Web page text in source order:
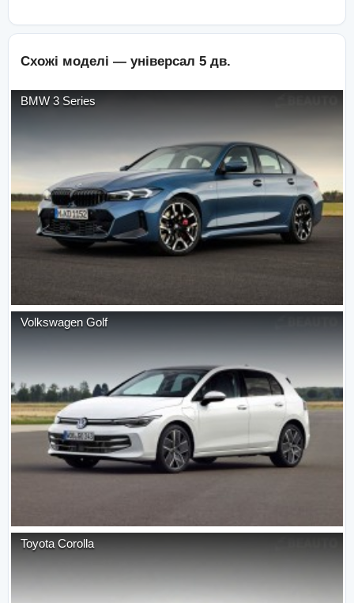
Схожі моделі — універсал 5 дв.
BMW 3 Series
Volkswagen Golf
Toyota Corolla